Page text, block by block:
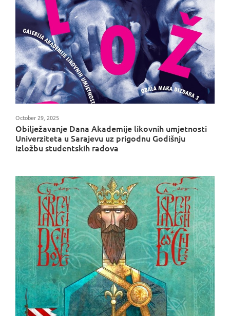
Obilježavanje Dana Akademije likovnih umjetnosti
Univerziteta u Sarajevu uz prigodnu Godišnju
izložbu studentskih radova
October 29, 2025